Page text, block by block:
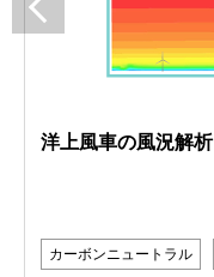
洋上風車の風況解析
カーボンニュートラル